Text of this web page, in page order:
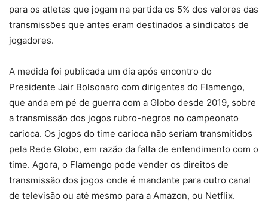
para os atletas que jogam na partida os 5% dos valores das
transmissões que antes eram destinados a sindicatos de
jogadores.
A medida foi publicada um dia após encontro do
Presidente Jair Bolsonaro com dirigentes do Flamengo,
que anda em pé de guerra com a Globo desde 2019, sobre
a transmissão dos jogos rubro-negros no campeonato
carioca. Os jogos do time carioca não seriam transmitidos
pela Rede Globo, em razão da falta de entendimento com o
time. Agora, o Flamengo pode vender os direitos de
transmissão dos jogos onde é mandante para outro canal
de televisão ou até mesmo para a Amazon, ou Netflix.